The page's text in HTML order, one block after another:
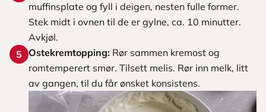
muffinsplate og fyll i deigen, nesten fulle former.
Stek midt i ovnen til de er gylne, ca. 10 minutter.
Avkjøl.
5
Ostekremtopping: Rør sammen kremost og
romtemperert smør. Tilsett melis. Rør inn melk, litt
av gangen, til du får ønsket konsistens.